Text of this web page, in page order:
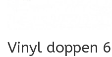
Vinyl doppen